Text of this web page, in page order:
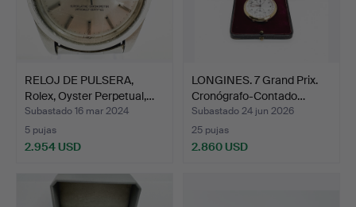
RELOJ DE PULSERA,
Rolex, Oyster Perpetual,…
Subastado 16 mar 2024
5 pujas
2.954 USD
LONGINES. 7 Grand Prix.
Cronógrafo-Contado…
Subastado 24 jun 2026
25 pujas
2.860 USD